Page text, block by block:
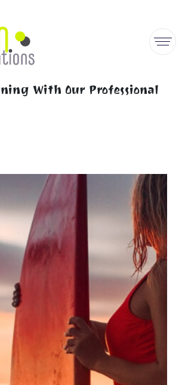
With Our Professional